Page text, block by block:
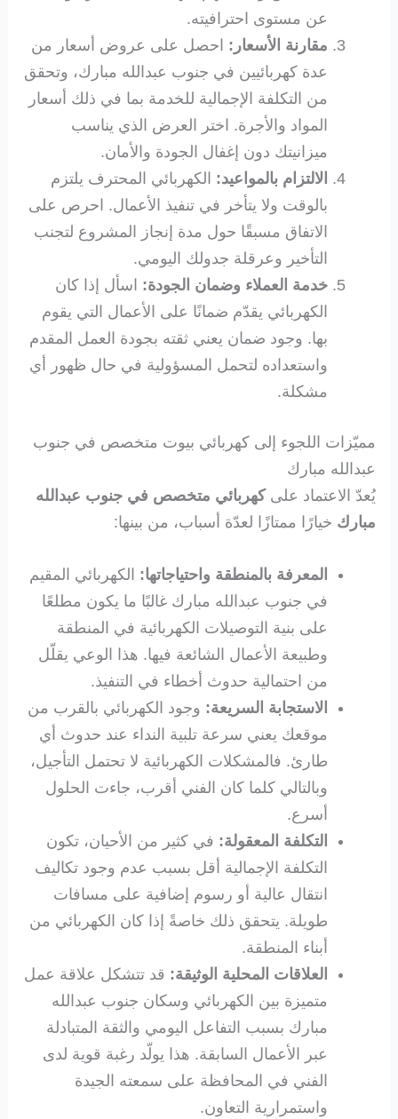
عن مستوى احترافيته.
مقارنة الأسعار: احصل على عروض أسعار من
عدة كهربائيين في جنوب عبدالله مبارك، وتحقق
من التكلفة الإجمالية للخدمة بما في ذلك أسعار
المواد والأجرة. اختر العرض الذي يناسب
ميزانيتك دون إغفال الجودة والأمان.
الالتزام بالمواعيد: الكهربائي المحترف يلتزم
بالوقت ولا يتأخر في تنفيذ الأعمال. احرص على
الاتفاق مسبقًا حول مدة إنجاز المشروع لتجنب
التأخير وعرقلة جدولك اليومي.
خدمة العملاء وضمان الجودة: اسأل إذا كان
الكهربائي يقدّم ضمانًا على الأعمال التي يقوم
بها. وجود ضمان يعني ثقته بجودة العمل المقدم
واستعداده لتحمل المسؤولية في حال ظهور أي
مشكلة.
مميّزات اللجوء إلى كهربائي بيوت متخصص في جنوب
عبدالله مبارك
يُعدّ الاعتماد علىكهربائي متخصص في جنوب عبدالله
مبارك خيارًا ممتازًا لعدّة أسباب، من بينها:
المعرفة بالمنطقة واحتياجاتها: الكهربائي المقيم
في جنوب عبدالله مبارك غالبًا ما يكون مطلعًا
على بنية التوصيلات الكهربائية في المنطقة
وطبيعة الأعمال الشائعة فيها. هذا الوعي يقلّل
من احتمالية حدوث أخطاء في التنفيذ.
الاستجابة السريعة: وجود الكهربائي بالقرب من
موقعك يعني سرعة تلبية النداء عند حدوث أي
طارئ. فالمشكلات الكهربائية لا تحتمل التأجيل،
وبالتالي كلما كان الفني أقرب، جاءت الحلول
أسرع.
التكلفة المعقولة: في كثير من الأحيان، تكون
التكلفة الإجمالية أقل بسبب عدم وجود تكاليف
انتقال عالية أو رسوم إضافية على مسافات
طويلة. يتحقق ذلك خاصةً إذا كان الكهربائي من
أبناء المنطقة.
العلاقات المحلية الوثيقة: قد تتشكل علاقة عمل
متميزة بين الكهربائي وسكان جنوب عبدالله
مبارك بسبب التفاعل اليومي والثقة المتبادلة
عبر الأعمال السابقة. هذا يولّد رغبة قوية لدى
الفني في المحافظة على سمعته الجيدة
واستمرارية التعاون.